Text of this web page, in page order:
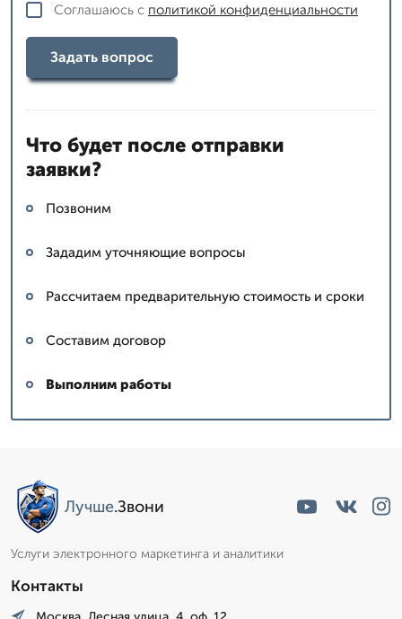
Соглашаюсь с политикой конфиденциальности
Задать вопрос
Что будет после отправки
заявки?
Позвоним
Зададим уточняющие вопросы
Рассчитаем предварительную стоимость и сроки
Составим договор
Выполним работы
Лучше.Звони
Услуги электронного маркетинга и аналитики
Контакты